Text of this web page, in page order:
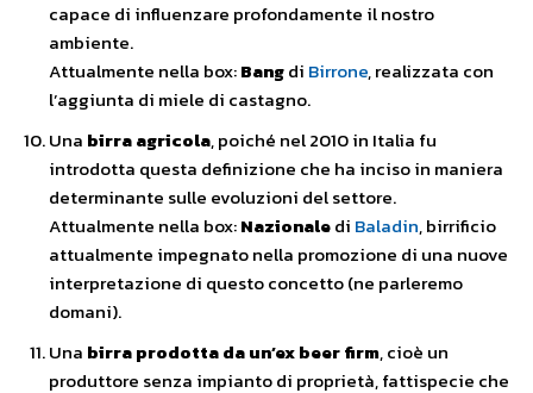
capace di influenzare profondamente il nostro
ambiente.
Attualmente nella box:Bangdi Birrone, realizzata con
l’aggiunta di miele di castagno.
Una birra agricola, poiché nel 2010 in Italia fu
introdotta questa definizione che ha inciso in maniera
determinante sulle evoluzioni del settore.
Attualmente nella box:Nazionaledi Baladin, birrificio
attualmente impegnato nella promozione di una nuove
interpretazione di questo concetto (ne parleremo
domani).
Una birra prodotta da un’ex beer firm, cioè un
produttore senza impianto di proprietà, fattispecie che